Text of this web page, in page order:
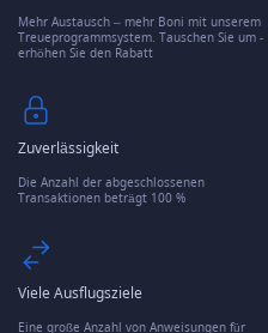
Mehr Austausch – mehr Boni mit unserem
Treueprogrammsystem. Tauschen Sie um -
erhöhen Sie den Rabatt
Zuverlässigkeit
Die Anzahl der abgeschlossenen
Transaktionen beträgt 100 %
Viele Ausflugsziele
Eine große Anzahl von Anweisungen für